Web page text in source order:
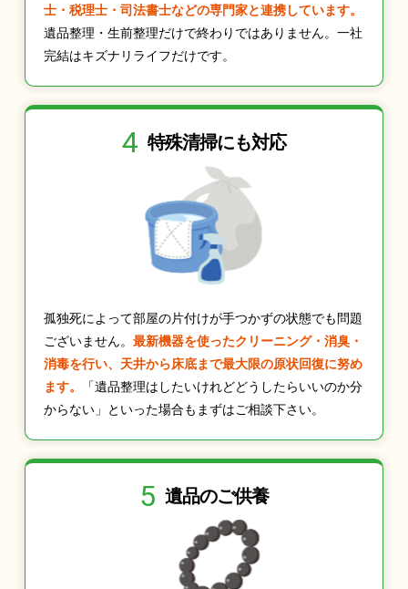
士・税理士・司法書士などの専門家と連携しています。
遺品整理・生前整理だけで終わりではありません。一社
完結はキズナリライフだけです。
4 特殊清掃にも対応
孤独死によって部屋の片付けが手つかずの状態でも問題
ございません。 最新機器を使ったクリーニング・消臭・
消毒を行い、天井から床底まで最大限の原状回復に努め
ます。
「遺品整理はしたいけれどどうしたらいいのか分
からない」といった場合もまずはご相談下さい。
5 遺品のご供養